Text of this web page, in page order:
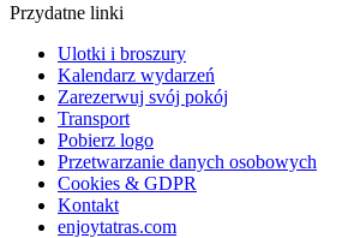
Przydatne linki
Ulotki i broszury
Kalendarz wydarzeń
Zarezerwuj svój pokój
Transport
Pobierz logo
Przetwarzanie danych osobowych
Cookies & GDPR
Kontakt
enjoytatras.com